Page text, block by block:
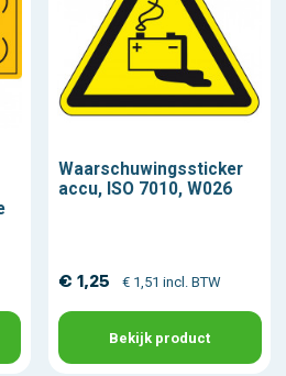
Waarschuwingssticker
accu, ISO 7010, W026
€ 1,25 € 1,51 incl. BTW
Bekijk product